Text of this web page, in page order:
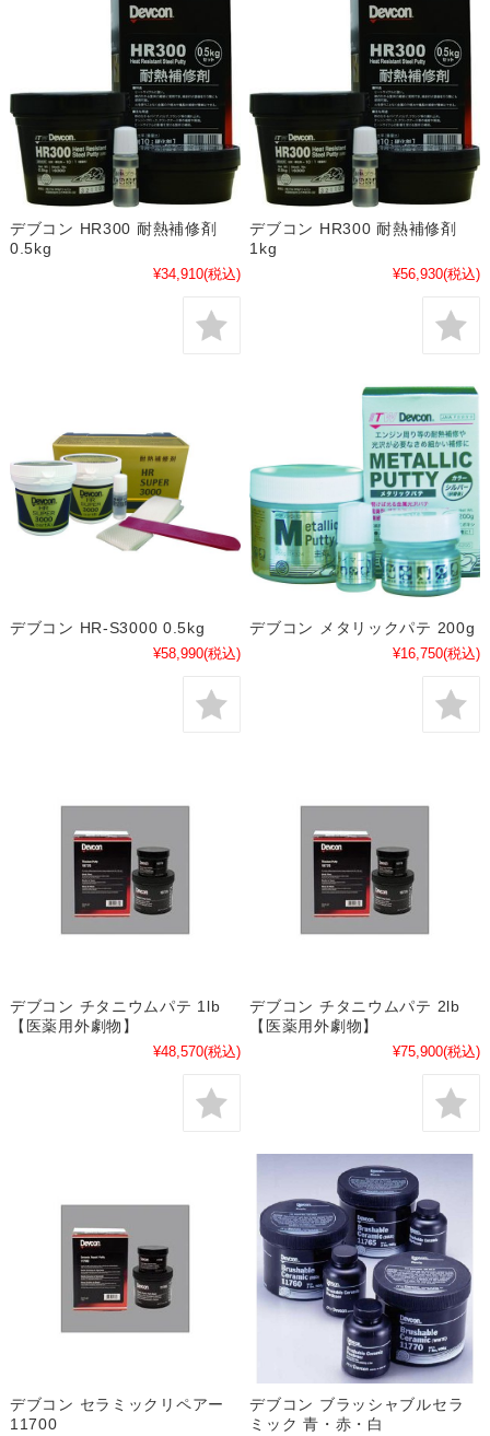
デブコン HR300 耐熱補修剤
0.5kg
¥34,910(税込)
デブコン HR300 耐熱補修剤
1kg
¥56,930(税込)
デブコン HR-S3000 0.5kg
¥58,990(税込)
デブコン メタリックパテ 200g
¥16,750(税込)
デブコン チタニウムパテ 1lb
【医薬用外劇物】
¥48,570(税込)
デブコン チタニウムパテ 2lb
【医薬用外劇物】
¥75,900(税込)
デブコン セラミックリペアー
11700
デブコン ブラッシャブルセラ
ミック 青・赤・白